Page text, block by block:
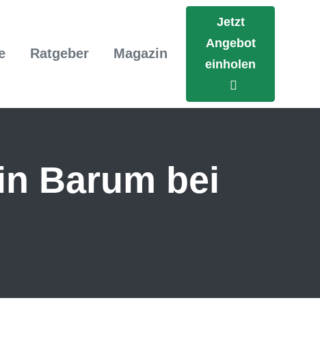
Ratgeber Magazin
Jetzt
Angebot
einholen
Barum bei